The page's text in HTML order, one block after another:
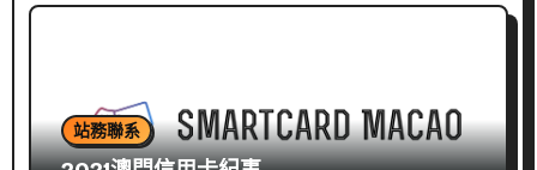
站務聯系